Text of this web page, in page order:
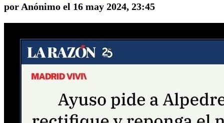
por Anónimo el 16 may 2024, 23:45